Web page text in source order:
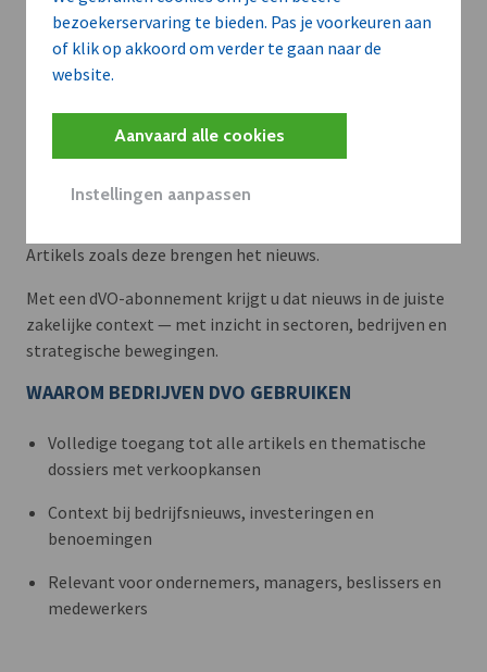
bezoekerservaring te bieden. Pas je voorkeuren aan
of klik op akkoord om verder te gaan naar de
website.
Aanvaard alle cookies
Instellingen aanpassen
Meer context. Dieper begrip.
Artikels zoals deze brengen het nieuws.
Met een dVO-abonnement krijgt u dat nieuws in de juiste
zakelijke context — met inzicht in sectoren, bedrijven en
strategische bewegingen.
WAAROM BEDRIJVEN DVO GEBRUIKEN
Volledige toegang tot alle artikels en thematische
dossiers met verkoopkansen
Context bij bedrijfsnieuws, investeringen en
benoemingen
Relevant voor ondernemers, managers, beslissers en
medewerkers